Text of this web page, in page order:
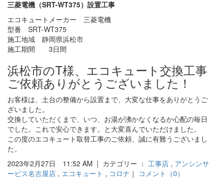
三菱電機（SRT-WT375）設置工事
エコキュートメーカー 三菱電機
型番 SRT-WT375
施工地域 静岡県浜松市
施工期間 3日間
浜松市のT様、エコキュート交換工事
ご依頼ありがとうございました！
お客様は、土台の整備から設置まで、大変な仕事をありがとうご
ざいました。
交換していただくまで、いつ、お湯が沸かなくなるか心配の毎日
でした。これで安心できます。と大変喜んでいただけました。
この度のエコキュート取替工事のご依頼、誠に有難うございまし
た。
2023年2月27日 11:52 AM | カテゴリー ： 工事店 , アンシンサ
ービス名古屋店 , エコキュート , コロナ ｜ コメント（0）